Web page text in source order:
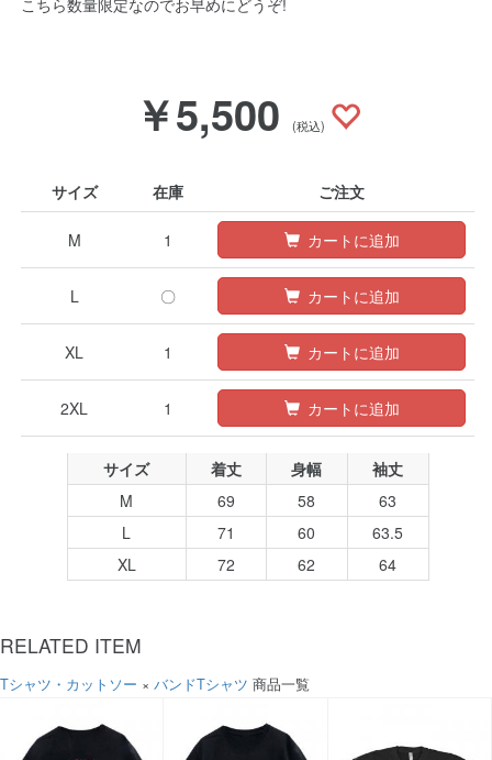
こちら数量限定なのでお早めにどうぞ!
￥5,500 (税込)
サイズ 在庫 ご注文
M 1 カートに追加
L 〇 カートに追加
XL 1 カートに追加
2XL 1 カートに追加
サイズ 着丈 身幅
袖丈
M
69 58
63
L
71 60
63.5
XL
72 62 64
RELATED ITEM
Tシャツ・カットソー × バンドTシャツ 商品一覧